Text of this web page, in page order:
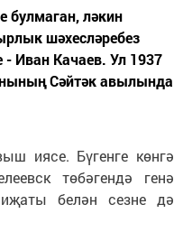
булмаган, ләкин
шәхесләребез
Иван Качаев. Ул 1937
Сәйтәк авылында
иясе. Бүгенге көнгә
төбәгендә генә
белән сезне дә